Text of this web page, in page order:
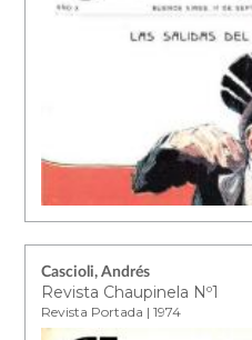
Cascioli, Andrés
Revista Chaupinela Nº1
Revista Portada | 1974